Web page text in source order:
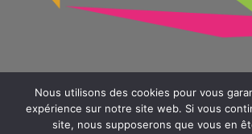
© 2026 Sainte Anne - Saint Louis -
Nous utilisons des cookies pour vous
expérience sur notre site web. Si vous
site, nous supposerons que vous en